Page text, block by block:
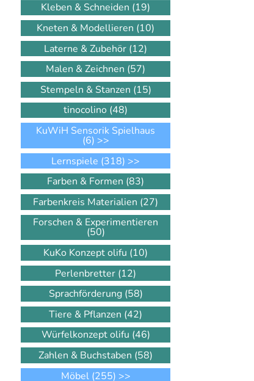
Kleben & Schneiden (19)
Kneten & Modellieren (10)
Laterne & Zubehör (12)
Malen & Zeichnen (57)
Stempeln & Stanzen (15)
tinocolino (48)
KuWiH Sensorik Spielhaus
(6) >>
Lernspiele (318) >>
Farben & Formen (83)
Farbenkreis Materialien (27)
Forschen & Experimentieren
(50)
KuKo Konzept olifu (10)
Perlenbretter (12)
Sprachförderung (58)
Tiere & Pflanzen (42)
Würfelkonzept olifu (46)
Zahlen & Buchstaben (58)
Möbel (255) >>